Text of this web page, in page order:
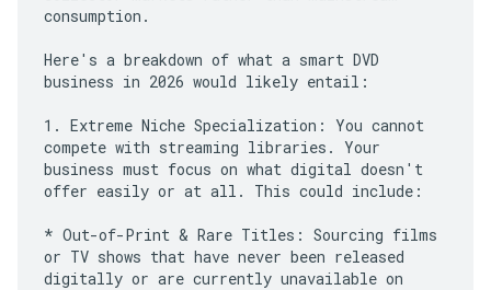
consumption.
Here's a breakdown of what a smart DVD
business in 2026 would likely entail:
1. Extreme Niche Specialization: You cannot
compete with streaming libraries. Your
business must focus on what digital doesn't
offer easily or at all. This could include:
* Out-of-Print & Rare Titles: Sourcing films
or TV shows that have never been released
digitally or are currently unavailable on